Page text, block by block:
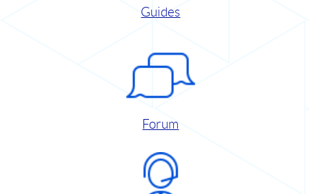
Guides
Forum